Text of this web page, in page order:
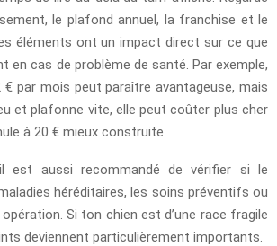
le plafond annuel, la franchise et le
éléments ont un impact direct sur ce que
en cas de problème de santé. Par exemple,
€ par mois peut paraître avantageuse, mais
et plafonne vite, elle peut coûter plus cher
à 20 € mieux construite.
est aussi recommandé de vérifier si le
héréditaires, les soins préventifs ou
Si ton chien est d’une race fragile
deviennent particulièrement importants.